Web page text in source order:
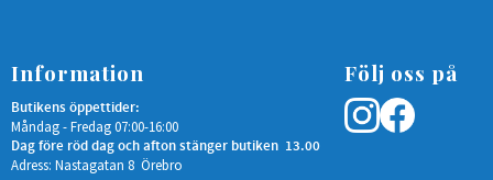
Information
Butikens öppettider:
Måndag - Fredag 07:00-16:00
Dag före röd dag och afton stänger butiken 13.00
Adress: Nastagatan 8 Örebro
Följ oss på